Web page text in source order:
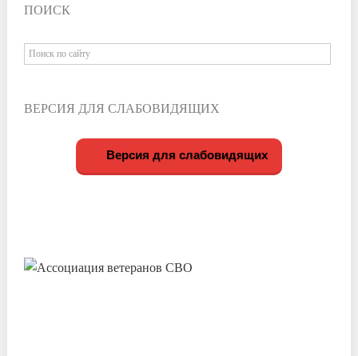
ПОИСК
ВЕРСИЯ ДЛЯ СЛАБОВИДЯЩИХ
Версия для слабовидящих